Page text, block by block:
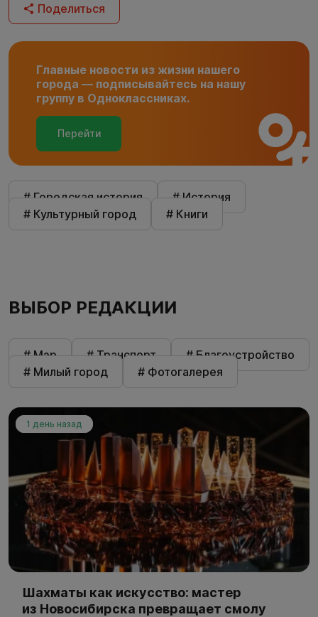
Поделиться
Главные новости из жизни нашего
города — подписывайтесь на нашу
группу в Одноклассниках.
Перейти
# Городская история
# История
# Культурный город
# Книги
ВЫБОР РЕДАКЦИИ
# Мэр # Транспорт
# Благоустройство
# Милый город
# Фотогалерея
1 день назад
Шахматы как искусство: мастер
из Новосибирска превращает смолу